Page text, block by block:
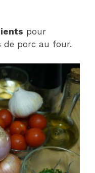
pour
de porc au four.